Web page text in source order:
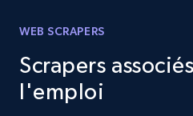
WEB SCRAPERS
Scrapers
l'emploi